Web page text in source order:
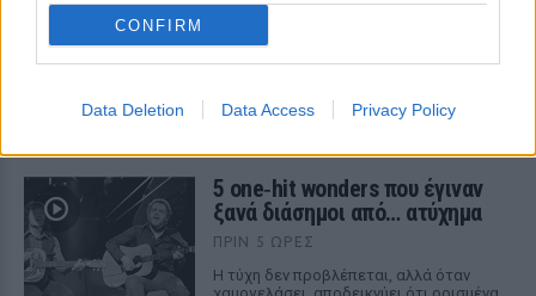
CONFIRM
Data Deletion Data Access Privacy Policy
όνομα: Η σειρά που
εξακολουθεί να σαρώνει στις
επαναλήψεις
5 one‑hit wonders που έγιναν
ξανά διάσημοι από… ατύχημα
ΠΡΙΝ 5 ΏΡΕΣ
Η τύχη δεν προβλέπεται, αλλά όταν